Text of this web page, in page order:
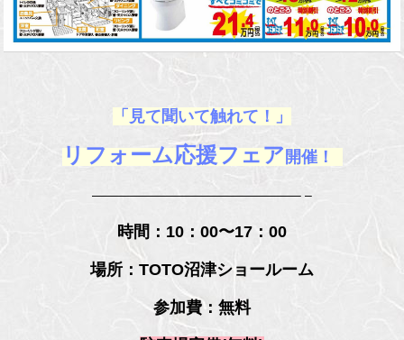
「見て聞いて触れて！」
リフォーム応援フェア 開催！
————————————————– –
時間：10：00〜17：00
場所：TOTO沼津ショールーム
参加費：無料